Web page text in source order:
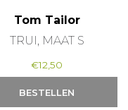
Tom Tailor
TRUI, MAAT S
€12,50
BESTELLEN